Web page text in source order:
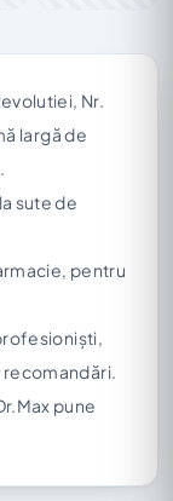
Nr.
largă de
sute de
pentru
recomandări.
pune